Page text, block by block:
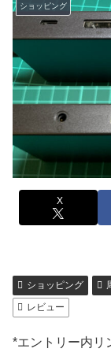
ショッピング
X
ショッピング
レビュー
*エントリー内リ